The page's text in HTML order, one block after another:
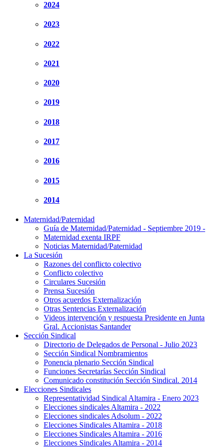
2024
2023
2022
2021
2020
2019
2018
2017
2016
2015
2014
Maternidad/Paternidad
Guía de Maternidad/Paternidad - Septiembre 2019 -
Maternidad exenta IRPF
Noticias Maternidad/Paternidad
La Sucesión
Razones del conflicto colectivo
Conflicto colectivo
Circulares Sucesión
Prensa Sucesión
Otros acuerdos Externalización
Otras Sentencias Externalización
Videos intervención y respuesta Presidente en Junta
Gral. Accionistas Santander
Sección Sindical
Directorio de Delegados de Personal - Julio 2023
Sección Sindical Nombramientos
Ponencia plenario Sección Sindical
Funciones Secretarías Sección Sindical
Comunicado constitución Sección Sindical. 2014
Elecciones Sindicales
Representatividad Sindical Altamira - Enero 2023
Elecciones sindicales Altamira - 2022
Elecciones sindicales Adsolum - 2022
Elecciones Sindicales Altamira - 2018
Elecciones Sindicales Altamira - 2016
Elecciones Sindicales Altamira - 2014